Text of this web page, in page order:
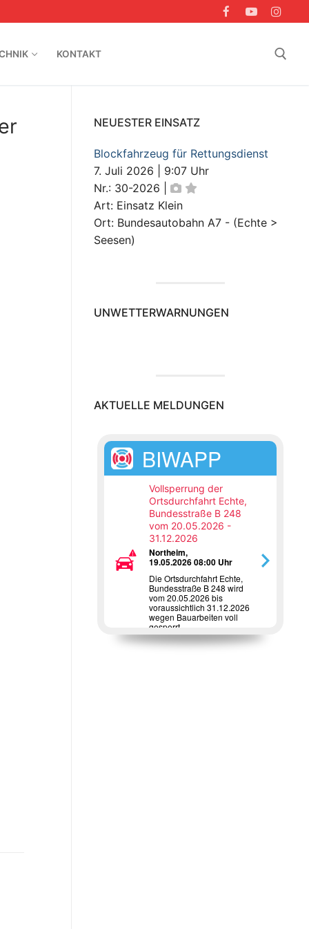
KONTAKT
NEUESTER EINSATZ
Blockfahrzeug für Rettungsdienst
7. Juli 2026
9:07 Uhr
Nr.: 30-2026
Art: Einsatz Klein
Ort: Bundesautobahn A7 - (Echte >
Seesen)
UNWETTERWARNUNGEN
AKTUELLE MELDUNGEN
BIWAPP
Vollsperrung der
Ortsdurchfahrt Echte,
Bundesstraße B 248
vom 20.05.2026 -
31.12.2026
Northeim,
19.05.2026 08:00 Uhr
Die Ortsdurchfahrt Echte,
Bundesstraße B 248 wird
vom 20.05.2026 bis
voraussichtlich 31.12.2026
wegen Bauarbeiten voll
gesperrt.